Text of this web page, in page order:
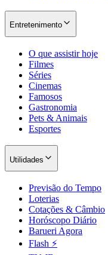
Entretenimento
O que assistir hoje
Filmes
Séries
Cinemas
Famosos
Gastronomia
Pets & Animais
Esportes
Utilidades
Previsão do Tempo
Loterias
Cotações & Câmbio
Horóscopo Diário
Barueri Agora
Flash ⚡